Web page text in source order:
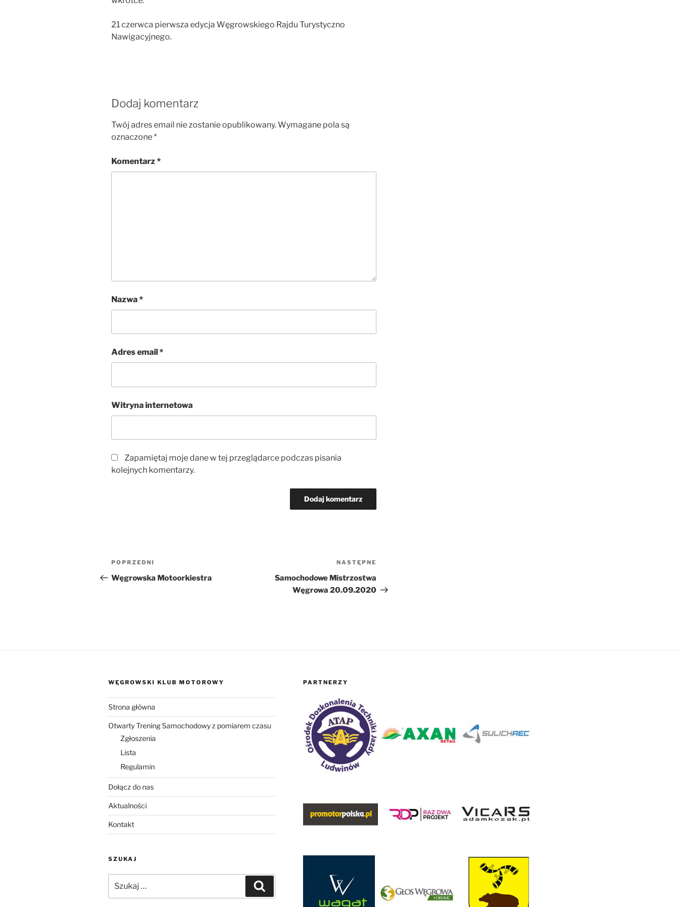
21 czerwca pierwsza edycja Węgrowskiego Rajdu Turystyczno
Nawigacyjnego.
Dodaj komentarz
Twój adres email nie zostanie opublikowany.Wymagane pola są
oznaczone*
Komentarz *
Nazwa*
Adres email *
Witryna internetowa
Zapamiętaj moje dane w tej przeglądarce podczas pisania
kolejnych komentarzy.
Nawigacja
wpisu
Poprzedni
wpis
POPRZEDNI
Węgrowska Motoorkiestra
NASTĘPNE
Samochodowe Mistrzostwa
Węgrowa 20.09.2020
WĘGROWSKI KLUB MOTOROWY
Strona główna
Otwarty Trening Samochodowy z pomiarem czasu
Zgłoszenia
Lista
Regulamin
Dołącz do nas
Aktualności
Kontakt
SZUKAJ
PARTNERZY